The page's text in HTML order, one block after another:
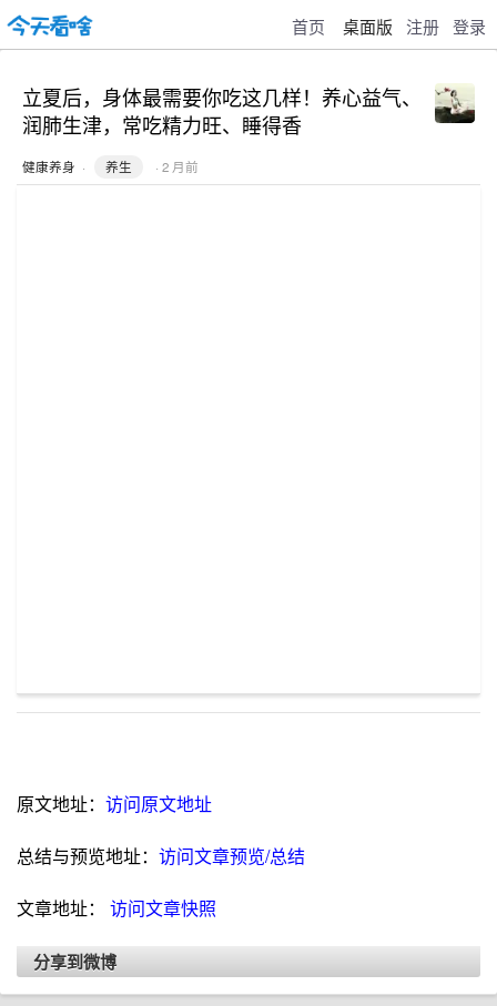
首页 桌面版 注册 登录
立夏后，身体最需要你吃这几样！养心益气、
润肺生津，常吃精力旺、睡得香
健康养身 · 养生 · 2 月前
原文地址： 访问原文地址
总结与预览地址： 访问文章预览/总结
文章地址： 访问文章快照
分享到微博